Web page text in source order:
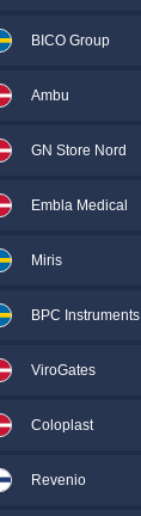
BICO Group
Ambu
GN Store Nord
Embla Medical
Miris
BPC Instruments
ViroGates
Coloplast
Revenio